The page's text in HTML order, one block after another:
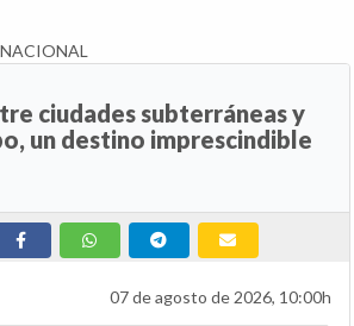
ciudades subterráneas y
un destino imprescindible
07 de agosto de 2026, 10:00h